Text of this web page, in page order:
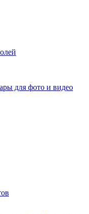
для фото и видео